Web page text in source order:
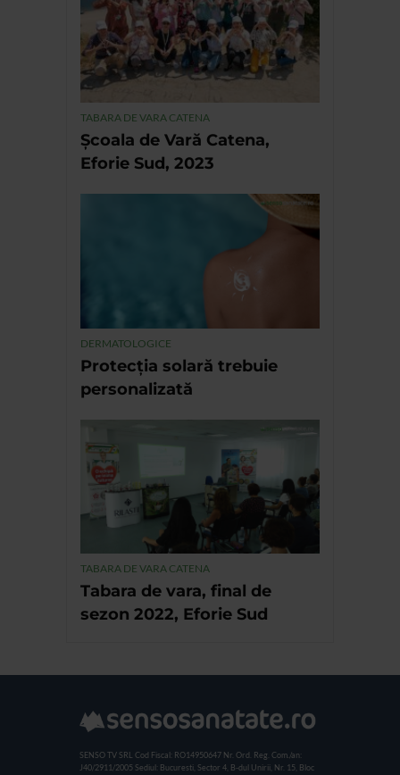
TABARA DE VARA CATENA
Școala de Vară Catena,
Eforie Sud, 2023
DERMATOLOGICE
Protecția solară trebuie
personalizată
TABARA DE VARA CATENA
Tabara de vara, final de
sezon 2022, Eforie Sud
SENSO TV SRL Cod Fiscal: RO14950647 Nr. Ord. Reg. Com./an:
J40/2911/2005 Sediul: Bucuresti, Sector 4, B-dul Unirii, Nr. 15, Bloc